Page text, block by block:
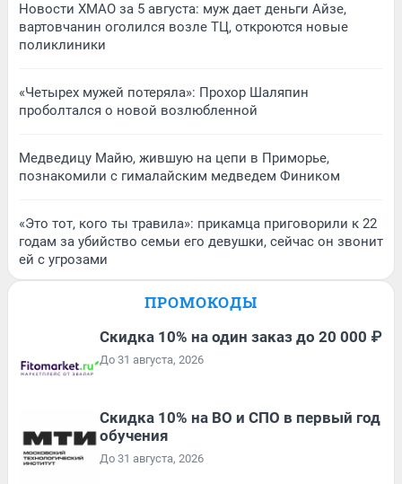
Новости ХМАО за 5 августа: муж дает деньги Айзе,
вартовчанин оголился возле ТЦ, откроются новые
поликлиники
«Четырех мужей потеряла»: Прохор Шаляпин
проболтался о новой возлюбленной
Медведицу Майю, жившую на цепи в Приморье,
познакомили с гималайским медведем Фиником
«Это тот, кого ты травила»: прикамца приговорили к 22
годам за убийство семьи его девушки, сейчас он звонит
ей с угрозами
ПРОМОКОДЫ
Скидка 10% на один заказ до 20 000 ₽
До 31 августа, 2026
Скидка 10% на ВО и СПО в первый год
обучения
До 31 августа, 2026